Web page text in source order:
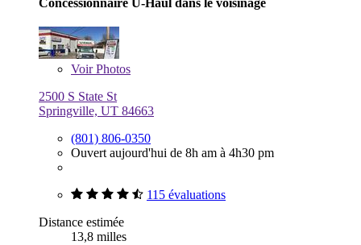
Concessionnaire U-Haul dans le voisinage
VoirPhotos
2500 S State St
Springville, UT 84663
(801) 806-0350
Ouvert aujourd'hui de 8h am à 4h30 pm
115 évaluations
Distance estimée
13,8 milles